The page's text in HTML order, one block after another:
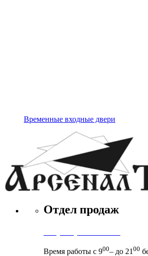
Временные входные двери
Отдел продаж
Время работы с 900– до 21 00